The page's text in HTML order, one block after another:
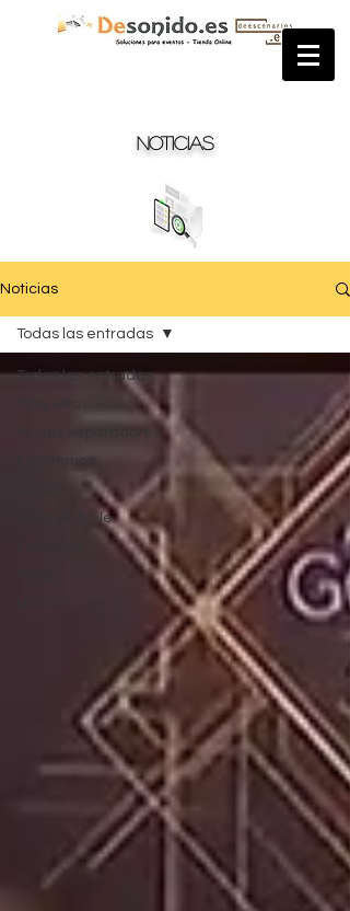
Noticias
Noticias
Todas las entradas
Postes separadores
Escenarios
Pista de baile
Todas las entradas